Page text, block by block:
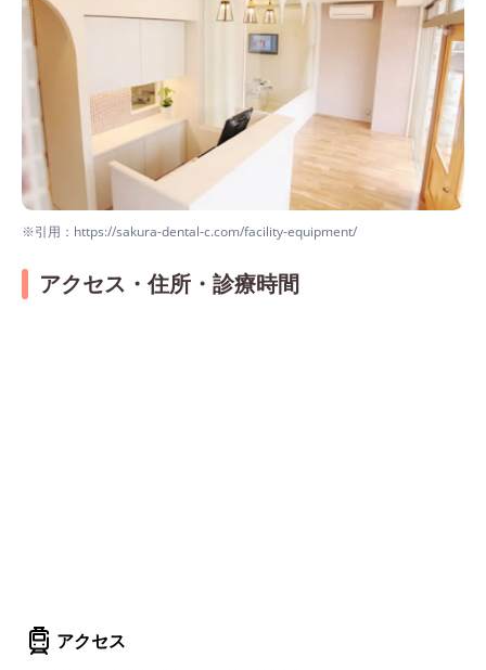
※引用：https://sakura-dental-c.com/facility-equipment/
アクセス・住所・診療時間
アクセス